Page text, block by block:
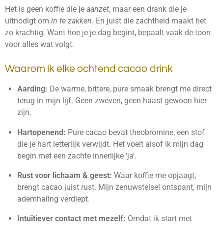
Het is geen koffie die je aanzet, maar een drank die je
uitnodigt om in te zakken. En juist die zachtheid maakt het
zo krachtig. Want hoe je je dag begint, bepaalt vaak de toon
voor alles wat volgt.
Waarom ik elke ochtend cacao drink
Aarding: De warme, bittere, pure smaak brengt me direct
terug in mijn lijf. Geen zweven, geen haast gewoon hier
zijn.
Hartopenend: Pure cacao bevat theobromine, een stof
die je hart letterlijk verwijdt. Het voelt alsof ik mijn dag
begin met een zachte innerlijke ‘ja’.
Rust voor lichaam & geest: Waar koffie me opjaagt,
brengt cacao juist rust. Mijn zenuwstelsel ontspant, mijn
ademhaling verdiept.
Intuïtiever contact met mezelf: Omdat ik start met